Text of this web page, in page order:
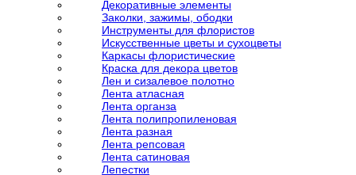
Декоративные элементы
Заколки, зажимы, ободки
Инструменты для флористов
Искусственные цветы и сухоцветы
Каркасы флористические
Краска для декора цветов
Лен и сизалевое полотно
Лента атласная
Лента органза
Лента полипропиленовая
Лента разная
Лента репсовая
Лента сатиновая
Лепестки